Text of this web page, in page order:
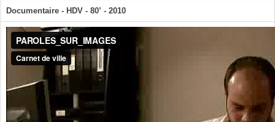
Documentaire - HDV - 80’ - 2010